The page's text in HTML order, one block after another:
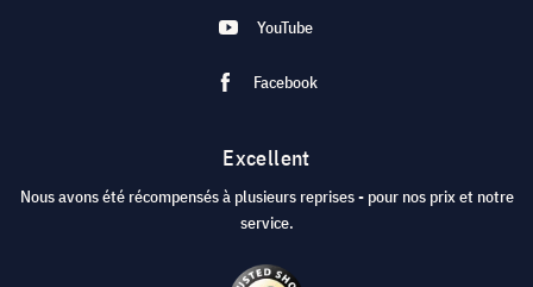
YouTube
Facebook
Excellent
Nous avons été récompensés à plusieurs reprises - pour nos prix et notre
service.